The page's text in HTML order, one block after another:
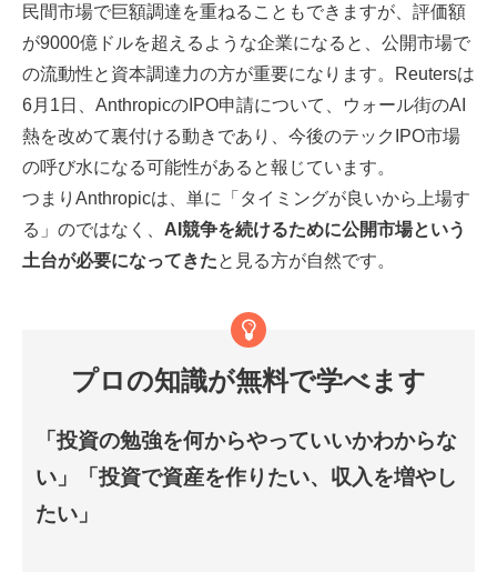
民間市場で巨額調達を重ねることもできますが、評価額
が9000億ドルを超えるような企業になると、公開市場で
の流動性と資本調達力の方が重要になります。Reutersは
6月1日、AnthropicのIPO申請について、ウォール街のAI
熱を改めて裏付ける動きであり、今後のテックIPO市場
の呼び水になる可能性があると報じています。
つまりAnthropicは、単に「タイミングが良いから上場す
る」のではなく、 AI競争を続けるために公開市場という
土台が必要になってきたと見る方が自然です。
プロの知識が無料で学べます
「投資の勉強を何からやっていいかわからな
い」「投資で資産を作りたい、収入を増やし
たい」